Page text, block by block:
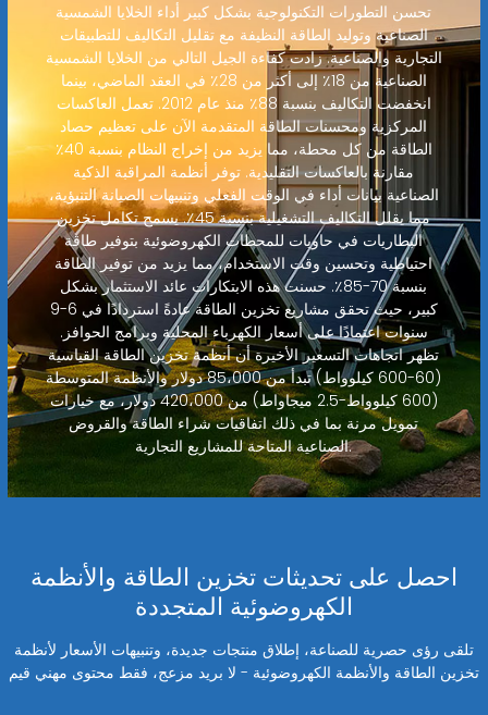
تحسن التطورات التكنولوجية بشكل كبير أداء الخلايا الشمسية
الصناعية وتوليد الطاقة النظيفة مع تقليل التكاليف للتطبيقات
التجارية والصناعية. زادت كفاءة الجيل التالي من الخلايا الشمسية
الصناعية من 18٪ إلى أكثر من 28٪ في العقد الماضي، بينما
انخفضت التكاليف بنسبة 88٪ منذ عام 2012. تعمل العاكسات
المركزية ومحسنات الطاقة المتقدمة الآن على تعظيم حصاد
الطاقة من كل محطة، مما يزيد من إخراج النظام بنسبة 40٪
مقارنة بالعاكسات التقليدية. توفر أنظمة المراقبة الذكية
الصناعية بيانات أداء في الوقت الفعلي وتنبيهات الصيانة التنبؤية،
مما يقلل التكاليف التشغيلية بنسبة 45٪. يسمح تكامل تخزين
البطاريات في حاويات للمحطات الكهروضوئية بتوفير طاقة
احتياطية وتحسين وقت الاستخدام، مما يزيد من توفير الطاقة
بنسبة 70-85٪. حسنت هذه الابتكارات عائد الاستثمار بشكل
كبير، حيث تحقق مشاريع تخزين الطاقة عادةً استردادًا في 6-9
سنوات اعتمادًا على أسعار الكهرباء المحلية وبرامج الحوافز.
تظهر اتجاهات التسعير الأخيرة أن أنظمة تخزين الطاقة القياسية
(60-600 كيلوواط) تبدأ من 85،000 دولار والأنظمة المتوسطة
(600 كيلوواط-2.5 ميجاواط) من 420،000 دولار، مع خيارات
تمويل مرنة بما في ذلك اتفاقيات شراء الطاقة والقروض
الصناعية المتاحة للمشاريع التجارية.
احصل على تحديثات تخزين الطاقة والأنظمة
الكهروضوئية المتجددة
تلقى رؤى حصرية للصناعة، إطلاق منتجات جديدة، وتنبيهات الأسعار لأنظمة
تخزين الطاقة والأنظمة الكهروضوئية - لا بريد مزعج، فقط محتوى مهني قيم